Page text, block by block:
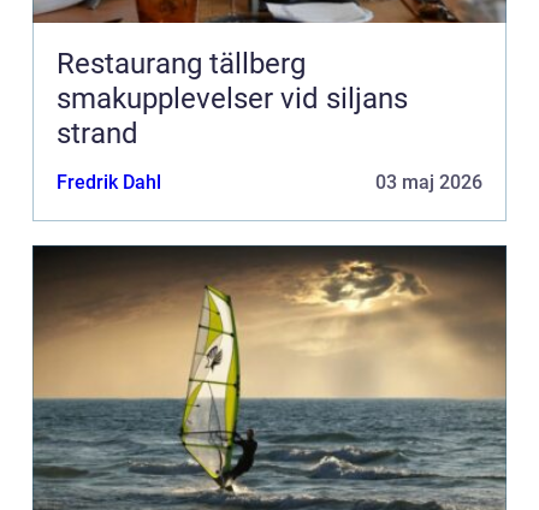
Restaurang tällberg
smakupplevelser vid siljans
strand
Fredrik Dahl 03 maj 2026